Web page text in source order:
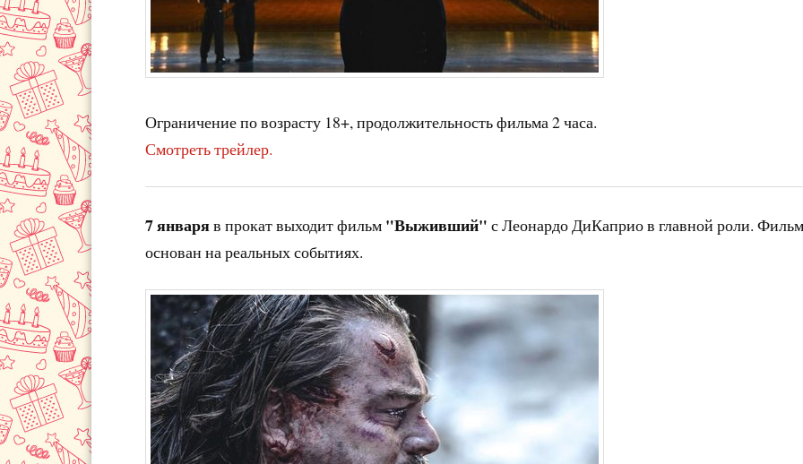
Ограничение по возрасту 18+, продолжительность фильма 2 часа.
Смотреть трейлер.
7 январяв прокат выходит фильм "Выживший" с Леонардо ДиКаприо в главной роли. Фильм
основан на реальных событиях.